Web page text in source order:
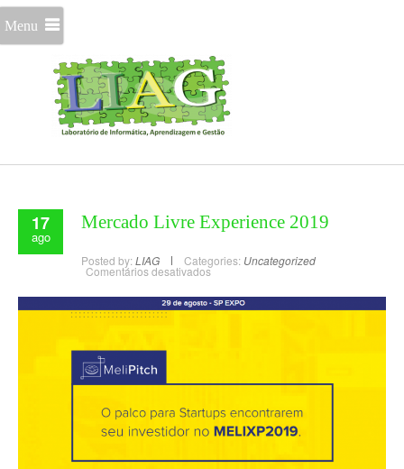
Menu
17
ago
Mercado Livre Experience 2019
Posted by: LIAG Categories: Uncategorized
Comentários desativados